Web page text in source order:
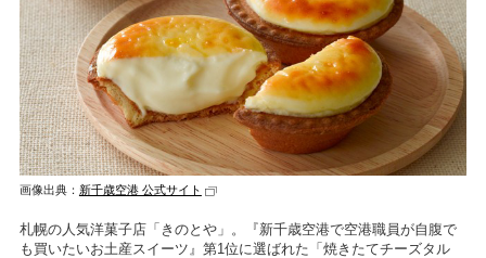
画像出典： 新千歳空港 公式サイト
札幌の人気洋菓子店「きのとや」。『新千歳空港で空港職員が自腹で
も買いたいお土産スイーツ』第1位に選ばれた「焼きたてチーズタル